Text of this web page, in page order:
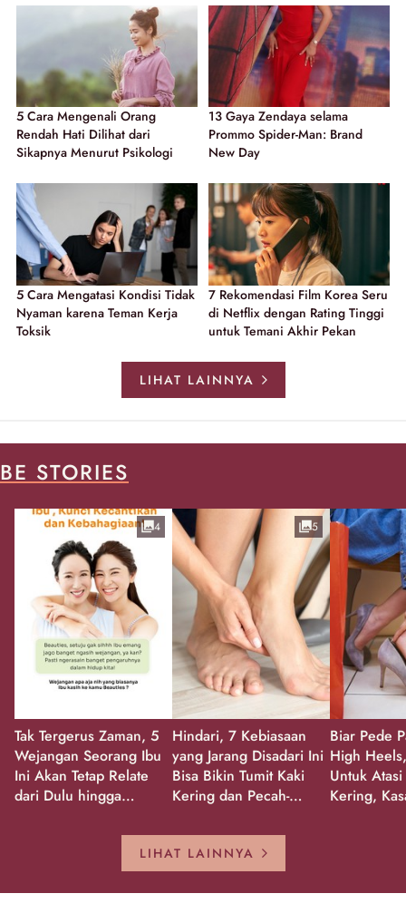
5 Cara Mengenali Orang
Rendah Hati Dilihat dari
Sikapnya Menurut Psikologi
13 Gaya Zendaya selama
Prommo Spider-Man: Brand
New Day
5 Cara Mengatasi Kondisi Tidak
Nyaman karena Teman Kerja
Toksik
7 Rekomendasi Film Korea Seru
di Netflix dengan Rating Tinggi
untuk Temani Akhir Pekan
LIHAT LAINNYA
BE STORIES
Tak Tergerus Zaman, 5
Wejangan Seorang Ibu
Ini Akan Tetap Relate
dari Dulu hingga
4
Hindari, 7 Kebiasaan
yang Jarang Disadari Ini
Bisa Bikin Tumit Kaki
Kering dan Pecah-
5
Biar Pede
High
Untuk
Kering,
LIHAT LAINNYA